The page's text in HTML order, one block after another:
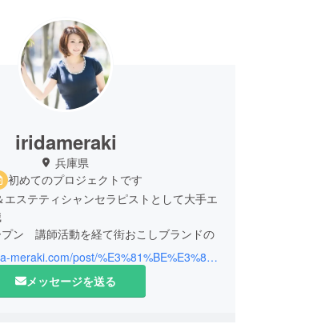
iridameraki
兵庫県
初めてのプロジェクトです
ステティシャンセラピストとして大手エ
ン 講師活動を経て街おこしブランドの
容師 認定講師資格
https://www.irida-meraki.com/post/%E3%81%BE%E3%81%A1%E3%81%8A%E3%81%93%E3%81%97%E3%83%96%E3%83%A9%E3%83%B3%E3%83%89%E3%80%8Eirida-meraki-%E3%80%8F%E3%80%9C%E5%B0%8F%E3%81%95%E3%81%AA%E5%B3%B6%E3%81%8B%E3%82%89%E3%81%AE%E8%B4%88%E3%82%8A%E7%89%A9%E3%80%9C
メッセージを送る